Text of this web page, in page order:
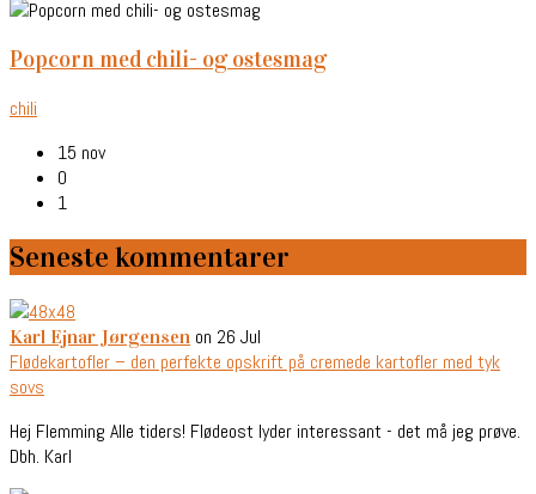
popcorn med chili- og ostesmag
chili
15 nov
0
1
Seneste kommentarer
Karl Ejnar Jørgensen on 26 Jul
Flødekartofler – den perfekte opskrift på cremede kartofler med tyk
sovs
Hej Flemming Alle tiders! Flødeost lyder interessant - det må jeg prøve.
Dbh. Karl